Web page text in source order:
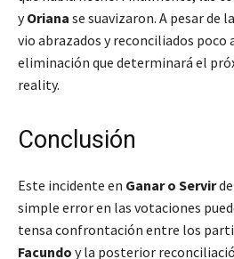
yOriana se suavizaron. A pesar de
vio abrazados y reconciliados poco
eliminación que determinará el
reality.
Conclusión
Este incidente en Ganar o Servir
simple error en las votaciones
tensa confrontación entre los
Facundo y la posterior